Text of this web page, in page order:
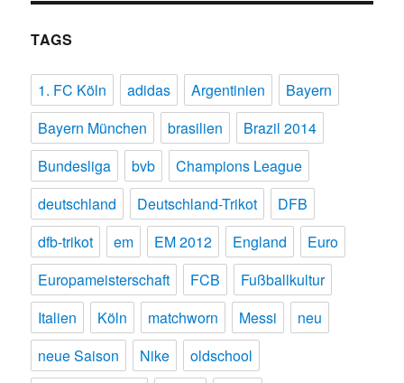
TAGS
1. FC Köln adidas Argentinien
Bayern
Bayern München
brasilien
Brazil 2014
Bundesliga
bvb
Champions League
deutschland
Deutschland-Trikot
DFB
dfb-trikot
em EM 2012 England
Euro
Europameisterschaft
FCB
Fußballkultur
Italien
Köln matchworn Messi
neu
neue Saison
Nike oldschool